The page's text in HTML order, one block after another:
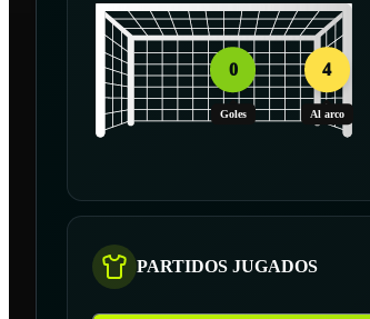
0
Goles
4
Al arco
PARTIDOS JUGADOS